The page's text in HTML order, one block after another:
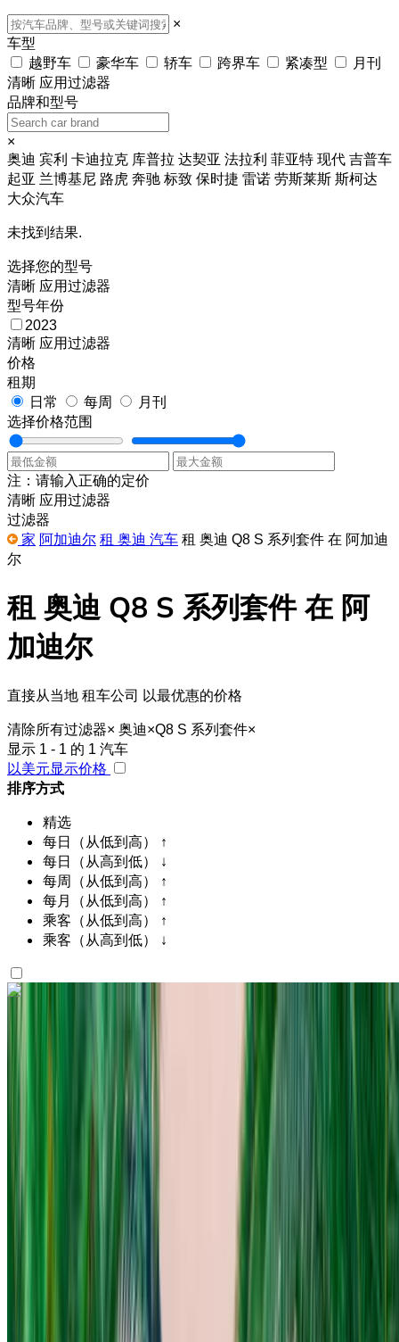
×
车型
越野车
豪华车 轿车 跨界车 紧凑型
月刊
清晰 应用过滤器
品牌和型号
×
奥迪 宾利 卡迪拉克 库普拉 达契亚 法拉利 菲亚特 现代 吉普车
起亚 兰博基尼 路虎 奔驰 标致 保时捷 雷诺 劳斯莱斯 斯柯达
大众汽车
未找到结果.
选择您的型号
清晰 应用过滤器
型号年份
2023
清晰 应用过滤器
价格
租期
日常
每周
月刊
选择价格范围
注：请输入正确的定价
清晰 应用过滤器
过滤器
家 阿加迪尔 租 奥迪 汽车 租 奥迪 Q8 S 系列套件 在 阿加迪
尔
租 奥迪 Q8 S 系列套件 在 阿
加迪尔
直接从当地 租车公司 以最优惠的价格
清除所有过滤器× 奥迪×Q8 S 系列套件×
显示 1 - 1 的 1 汽车
以美元显示价格
排序方式
精选
每日（从低到高） ↑
每日（从高到低） ↓
每周（从低到高） ↑
每月（从低到高） ↑
乘客（从低到高） ↑
乘客（从高到低） ↓
喜欢你看到的吗？
/ 莫。
6000 公里
包括保险